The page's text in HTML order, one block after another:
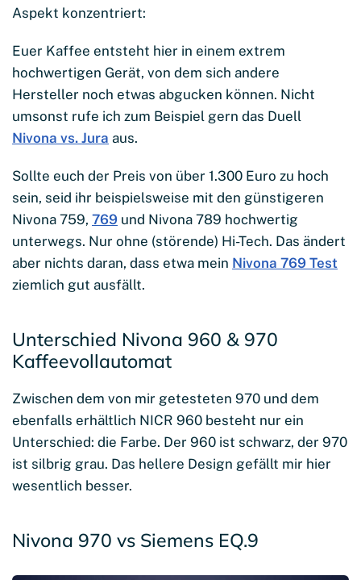
Aspekt konzentriert:
Euer Kaffee entsteht hier in einem extrem
hochwertigen Gerät, von dem sich andere
Hersteller noch etwas abgucken können. Nicht
umsonst rufe ich zum Beispiel gern das Duell
Nivona vs. Jura aus.
Sollte euch der Preis von über 1.300 Euro zu hoch
sein, seid ihr beispielsweise mit den günstigeren
Nivona 759, 769 und Nivona 789 hochwertig
unterwegs. Nur ohne (störende) Hi-Tech. Das ändert
aber nichts daran, dass etwa mein Nivona 769 Test
ziemlich gut ausfällt.
Unterschied Nivona 960 & 970
Kaffeevollautomat
Zwischen dem von mir getesteten 970 und dem
ebenfalls erhältlich NICR 960 besteht nur ein
Unterschied: die Farbe. Der 960 ist schwarz, der 970
ist silbrig grau. Das hellere Design gefällt mir hier
wesentlich besser.
Nivona 970 vs Siemens EQ.9